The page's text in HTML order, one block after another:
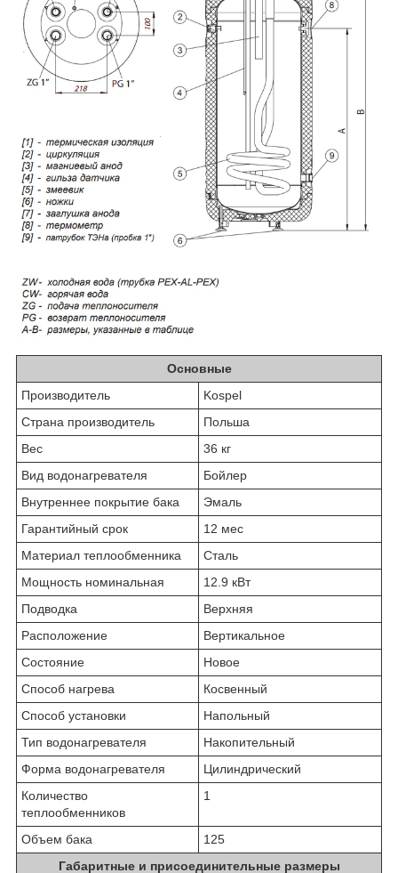
Основные
Производитель
Kospel
Страна производитель
Польша
Вес
36 кг
Вид водонагревателя
Бойлер
Внутреннее покрытие бака
Эмаль
Гарантийный срок
12 мес
Материал теплообменника
Сталь
Мощность номинальная
12.9 кВт
Подводка
Верхняя
Расположение
Вертикальное
Состояние
Новое
Способ нагрева
Косвенный
Способ установки
Напольный
Тип водонагревателя
Накопительный
Форма водонагревателя
Цилиндрический
Количество
теплообменников
1
Объем бака
125
Габаритные и присоединительные размеры